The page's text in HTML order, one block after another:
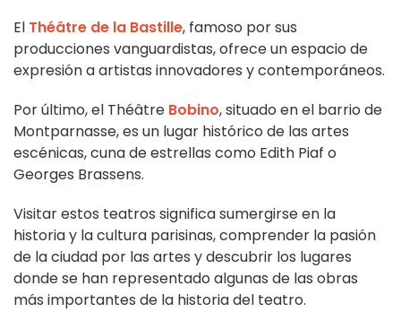
El Théâtre de la Bastille, famoso por sus
producciones vanguardistas, ofrece un espacio de
expresión a artistas innovadores y contemporáneos.
Por último, el Théâtre Bobino, situado en el barrio de
Montparnasse, es un lugar histórico de las artes
escénicas, cuna de estrellas como Edith Piaf o
Georges Brassens.
Visitar estos teatros significa sumergirse en la
historia y la cultura parisinas, comprender la pasión
de la ciudad por las artes y descubrir los lugares
donde se han representado algunas de las obras
más importantes de la historia del teatro.